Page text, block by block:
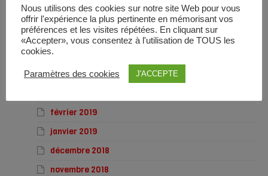
juillet 2019
juin 2019
mai 2019
avril 2019
février 2019
janvier 2019
décembre 2018
novembre 2018
Nous utilisons des cookies sur notre site Web pour vous
offrir l'expérience la plus pertinente en mémorisant vos
préférences et les visites répétées. En cliquant sur
«Accepter», vous consentez à l'utilisation de TOUS les
cookies.
Paramètres des cookies J'ACCEPTE